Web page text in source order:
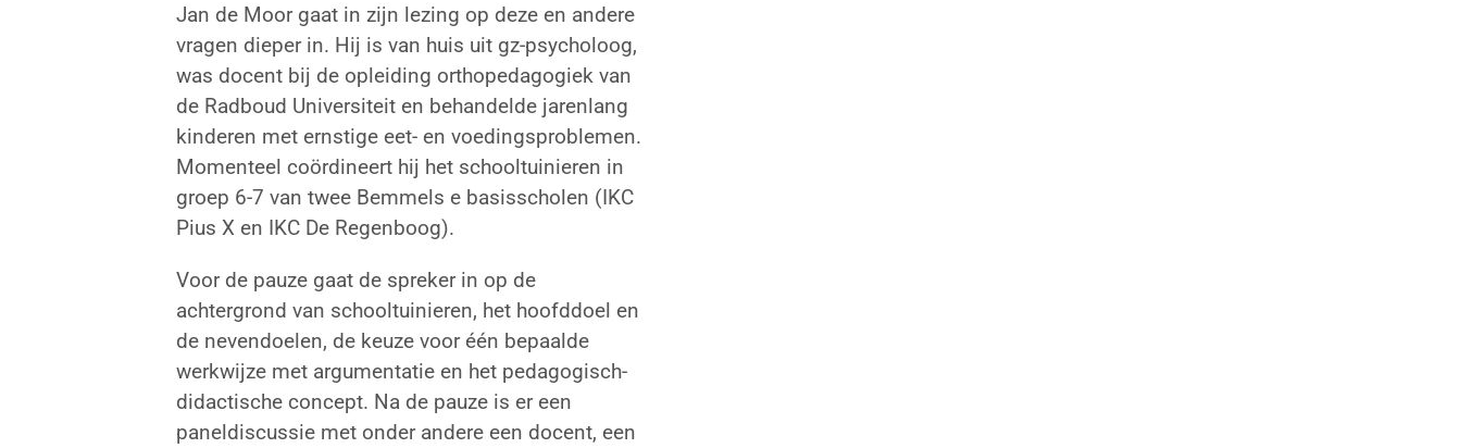
Jan de Moor gaat in zijn lezing op deze en andere
vragen dieper in. Hij is van huis uit gz-psycholoog,
was docent bij de opleiding orthopedagogiek van
de Radboud Universiteit en behandelde jarenlang
kinderen met ernstige eet- en voedingsproblemen.
Momenteel coördineert hij het schooltuinieren in
groep 6-7 van twee Bemmels e basisscholen (IKC
Pius X en IKC De Regenboog).
Voor de pauze gaat de spreker in op de
achtergrond van schooltuinieren, het hoofddoel en
de nevendoelen, de keuze voor één bepaalde
werkwijze met argumentatie en het pedagogisch-
didactische concept. Na de pauze is er een
paneldiscussie met onder andere een docent, een